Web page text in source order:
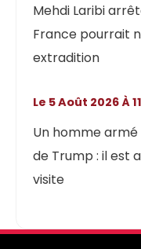
Mehdi Laribi
France pourrait
extradition
Un homme
de Trump : il est
visite
Le 5 Août 2026 À